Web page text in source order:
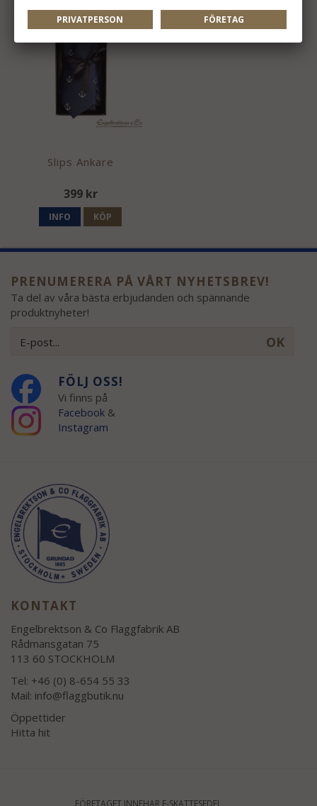
Slips Ankare
399 kr
INFO KÖP
PRENUMERERA PÅ VÅRT NYHETSBREV!
Ta del av våra bästa erbjudanden och spännande
produktnyheter!
OK
FÖLJ OSS!
Vi finns på
Facebook&
Instagram
KONTAKT
Engelbrektson & Co Flaggfabrik AB
Rådmansgatan 75
113 60 STOCKHOLM
Tel: +46 (0) 8-654 55 33
Mail: info@flaggbutik.nu
Öppettider
Hitta hit
PRIVATPERSON FÖRETAG